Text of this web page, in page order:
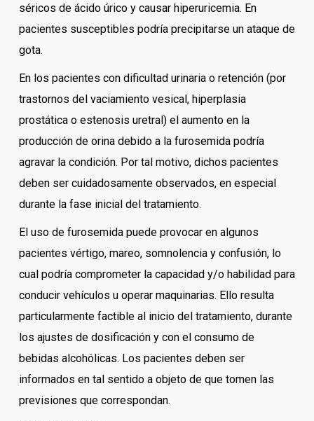
séricos de ácido úrico y causar hiperuricemia. En
pacientes susceptibles podría precipitarse un ataque de
gota.
En los pacientes con dificultad urinaria o retención (por
trastornos del vaciamiento vesical, hiperplasia
prostática o estenosis uretral) el aumento en la
producción de orina debido a la furosemida podría
agravar la condición. Por tal motivo, dichos pacientes
deben ser cuidadosamente observados, en especial
durante la fase inicial del tratamiento.
El uso de furosemida puede provocar en algunos
pacientes vértigo, mareo, somnolencia y confusión, lo
cual podría comprometer la capacidad y/o habilidad para
conducir vehículos u operar maquinarias. Ello resulta
particularmente factible al inicio del tratamiento, durante
los ajustes de dosificación y con el consumo de
bebidas alcohólicas. Los pacientes deben ser
informados en tal sentido a objeto de que tomen las
previsiones que correspondan.